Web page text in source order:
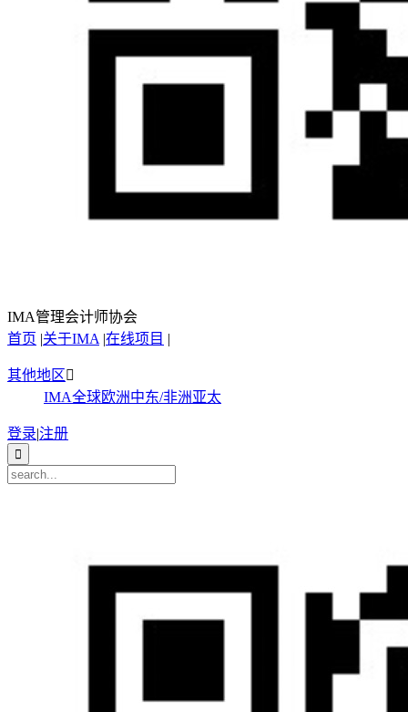
IMA管理会计师协会
首页 |关于IMA |在线项目 |
其他地区
IMA全球欧洲中东/非洲亚太
登录|注册
